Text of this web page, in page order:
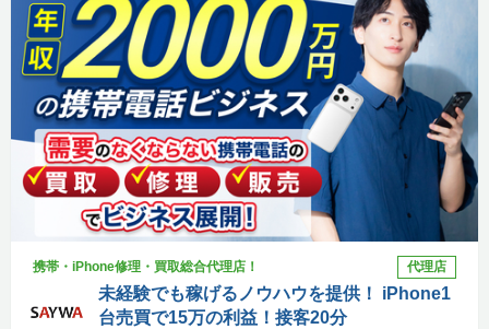
携帯・iPhone修理・買取総合代理店！ 代理店
未経験でも稼げるノウハウを提供！ iPhone1
台売買で15万の利益！接客20分